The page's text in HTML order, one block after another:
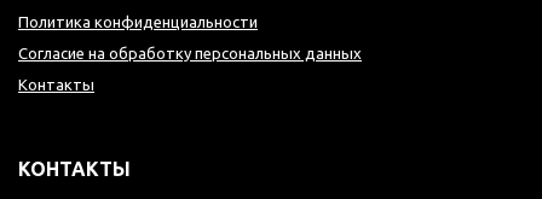
Политика конфиденциальности
Согласие на обработку персональных данных
Контакты
КОНТАКТЫ